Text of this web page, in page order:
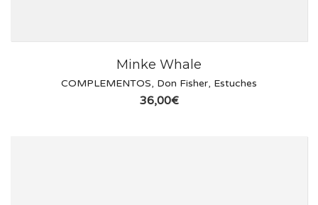
Minke Whale
COMPLEMENTOS, Don Fisher, Estuches
36,00€